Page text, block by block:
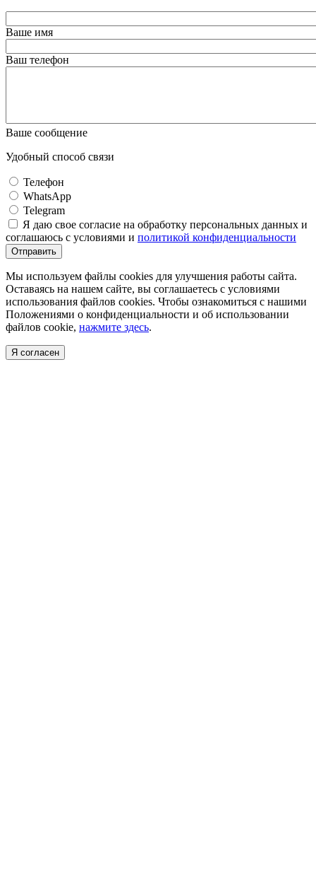
Ваше имя
Ваш телефон
Ваше сообщение
Удобный способ связи
Телефон
WhatsApp
Telegram
Я даю свое согласие на обработку персональных данных и
соглашаюсь с условиями и политикой конфиденциальности
Отправить
Мы используем файлы cookies для улучшения работы сайта.
Оставаясь на нашем сайте, вы соглашаетесь с условиями
использования файлов cookies. Чтобы ознакомиться с нашими
Положениями о конфиденциальности и об использовании
файлов cookie, нажмите здесь.
Я согласен